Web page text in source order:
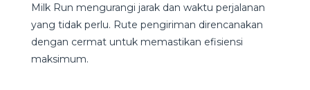
Milk Run mengurangi jarak dan waktu perjalanan
yang tidak perlu. Rute pengiriman direncanakan
dengan cermat untuk memastikan efisiensi
maksimum.